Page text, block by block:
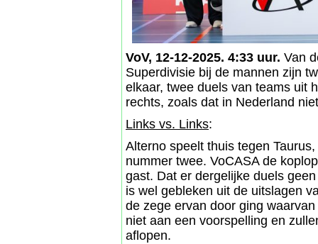
VoV, 12-12-2025. 4:33 uur. Van
Superdivisie bij de mannen zijn
elkaar, twee duels van teams uit
rechts, zoals dat in Nederland
Links vs. Links:
Alterno speelt thuis tegen
nummer twee. VoCASA de
gast. Dat er dergelijke duels
is wel gebleken uit de uitslagen
de zege ervan door ging
niet aan een voorspelling en
aflopen.